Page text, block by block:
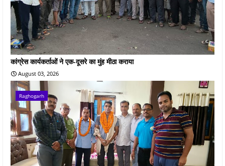
कांग्रेस कार्यकर्ताओं ने एक-दूसरे का मुंह मीठा कराया
August 03, 2026
Raghogarh